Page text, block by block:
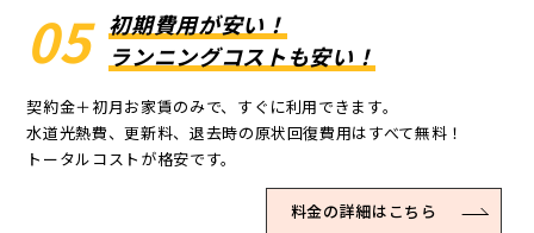
05 初期費用が安い！
ランニングコストも安い！
契約金＋初月お家賃のみで、すぐに利用できます。
水道光熱費、更新料、退去時の原状回復費用はすべて無料！
トータルコストが格安です。
料金の詳細はこちら